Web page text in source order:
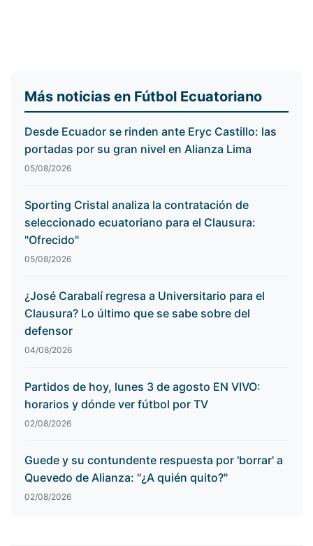
Más noticias en Fútbol Ecuatoriano
Desde Ecuador se rinden ante Eryc Castillo: las
portadas por su gran nivel en Alianza Lima
05/08/2026
Sporting Cristal analiza la contratación de
seleccionado ecuatoriano para el Clausura:
"Ofrecido"
05/08/2026
¿José Carabalí regresa a Universitario para el
Clausura? Lo último que se sabe sobre del
defensor
04/08/2026
Partidos de hoy, lunes 3 de agosto EN VIVO:
horarios y dónde ver fútbol por TV
02/08/2026
Guede y su contundente respuesta por 'borrar' a
Quevedo de Alianza: "¿A quién quito?"
02/08/2026